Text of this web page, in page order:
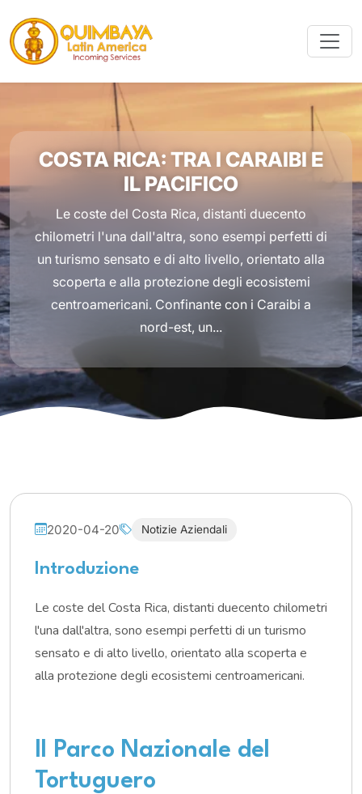
COSTA RICA: TRA I CARAIBI E
IL PACIFICO
Le coste del Costa Rica, distanti duecento
chilometri l'una dall'altra, sono esempi perfetti di
un turismo sensato e di alto livello, orientato alla
scoperta e alla protezione degli ecosistemi
centroamericani. Confinante con i Caraibi a
nord-est, un...
2020-04-20 Notizie Aziendali
Introduzione
Le coste del Costa Rica, distanti duecento chilometri
l'una dall'altra, sono esempi perfetti di un turismo
sensato e di alto livello, orientato alla scoperta e
alla protezione degli ecosistemi centroamericani.
Il Parco Nazionale del
Tortuguero